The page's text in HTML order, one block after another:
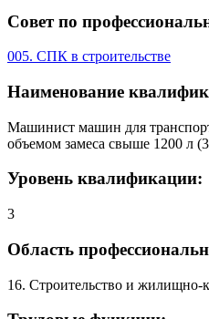
Совет по
005. СПК в строительстве
Наименование
Машинист машин для
объемом замеса свыше 1200 л
Уровень квалификации:
3
Область
16. Строительство и жилищно-